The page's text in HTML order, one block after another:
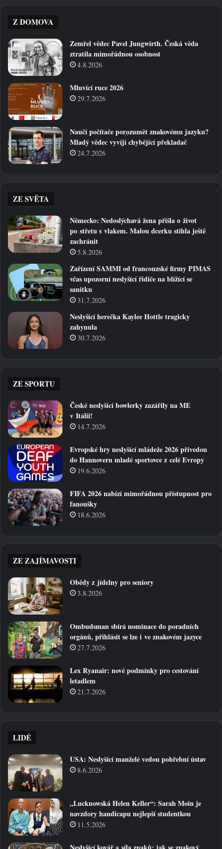
Z DOMOVA
Zemřel vědec Pavel Jungwirth. Česká věda
ztratila mimořádnou osobnost
4.8.2026
Mluvící ruce 2026
29.7.2026
Naučí počítače porozumět znakovému jazyku?
Mladý vědec vyvíjí chybějící překladač
24.7.2026
ZE SVĚTA
Německo: Nedoslýchavá žena přišla o život
po střetu s vlakem. Malou dcerku stihla ještě
zachránit
5.8.2026
Zařízení SAMMI od francouzské firmy PIMAS
včas upozorní neslyšící řidiče na blížící se
sanitku
31.7.2026
Neslyšící herečka Kaylee Hottle tragicky
zahynula
30.7.2026
ZE SPORTU
České neslyšící bowlerky zazářily na ME
v Itálii!
14.7.2026
Evropské hry neslyšící mládeže 2026 přivedou
do Hannoveru mladé sportovce z celé Evropy
19.6.2026
FIFA 2026 nabízí mimořádnou přístupnost pro
fanoušky
18.6.2026
ZE ZAJÍMAVOSTI
Obědy z jídelny pro seniory
3.8.2026
Ombudsman sbírá nominace do poradních
orgánů, přihlásit se lze i ve znakovém jazyce
27.7.2026
Lex Ryanair: nové podmínky pro cestování
letadlem
21.7.2026
LIDÉ
USA: Neslyšící manželé vedou pohřební ústav
8.6.2026
„Lucknowská Helen Keller“: Sarah Moin je
navzdory handicapu nejlepší studentkou
11.5.2026